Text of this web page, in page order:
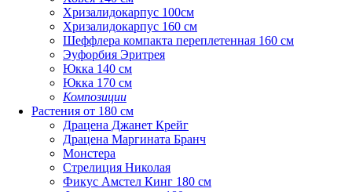
Хризалидокарпус 100см
Хризалидокарпус 160 см
Шеффлера компакта переплетенная 160 см
Эуфорбия Эритрея
Юкка 140 см
Юкка 170 см
Композиции
Растения от 180 см
Драцена Джанет Крейг
Драцена Маргината Бранч
Монстера
Стрелиция Николая
Фикус Амстел Кинг 180 см